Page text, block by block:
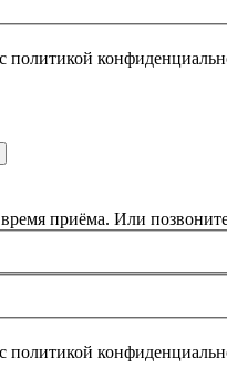
политикой
приёма. Или
политикой